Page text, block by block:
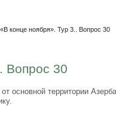
конце ноября». Тур 3.. Вопрос 30
Вопрос 30
основной территории